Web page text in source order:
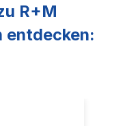
R+M
entdecken: